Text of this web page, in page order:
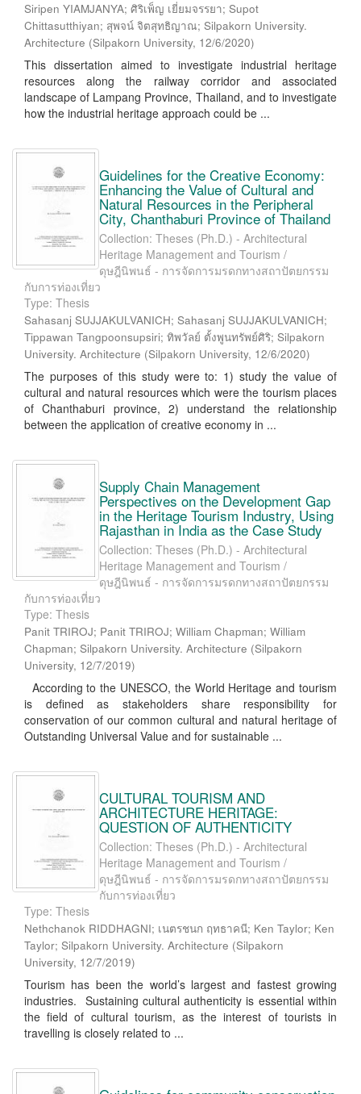
Siripen YIAMJANYA; ศิริเพ็ญ เยี่ยมจรรยา; Supot
Chittasutthiyan; สุพจน์ จิตสุทธิญาณ; Silpakorn University.
Architecture (Silpakorn University, 12/6/2020)
This dissertation aimed to investigate industrial heritage
resources along the railway corridor and associated
landscape of Lampang Province, Thailand, and to investigate
how the industrial heritage approach could be ...
Guidelines for the Creative Economy:
Enhancing the Value of Cultural and
Natural Resources in the Peripheral
City, Chanthaburi Province of Thailand
Collection: Theses (Ph.D.) - Architectural
Heritage Management and Tourism /
ดุษฎีนิพนธ์ - การจัดการมรดกทางสถาปัตยกรรม
กับการท่องเที่ยว
Type: Thesis
Sahasanj SUJJAKULVANICH; Sahasanj SUJJAKULVANICH;
Tippawan Tangpoonsupsiri; ทิพวัลย์ ตั้งพูนทรัพย์ศิริ; Silpakorn
University. Architecture (Silpakorn University, 12/6/2020)
The purposes of this study were to: 1) study the value of
cultural and natural resources which were the tourism places
of Chanthaburi province, 2) understand the relationship
between the application of creative economy in ...
Supply Chain Management
Perspectives on the Development Gap
in the Heritage Tourism Industry, Using
Rajasthan in India as the Case Study
Collection: Theses (Ph.D.) - Architectural
Heritage Management and Tourism /
ดุษฎีนิพนธ์ - การจัดการมรดกทางสถาปัตยกรรม
กับการท่องเที่ยว
Type: Thesis
Panit TRIROJ; Panit TRIROJ; William Chapman; William
Chapman; Silpakorn University. Architecture (Silpakorn
University, 12/7/2019)
According to the UNESCO, the World Heritage and tourism
is defined as stakeholders share responsibility for
conservation of our common cultural and natural heritage of
Outstanding Universal Value and for sustainable ...
CULTURAL TOURISM AND
ARCHITECTURE HERITAGE:
QUESTION OF AUTHENTICITY
Collection: Theses (Ph.D.) - Architectural
Heritage Management and Tourism /
ดุษฎีนิพนธ์ - การจัดการมรดกทางสถาปัตยกรรม
กับการท่องเที่ยว
Type: Thesis
Nethchanok RIDDHAGNI; เนตรชนก ฤทธาคนี; Ken Taylor; Ken
Taylor; Silpakorn University. Architecture (Silpakorn
University, 12/7/2019)
Tourism has been the world’s largest and fastest growing
industries. Sustaining cultural authenticity is essential within
the field of cultural tourism, as the interest of tourists in
travelling is closely related to ...